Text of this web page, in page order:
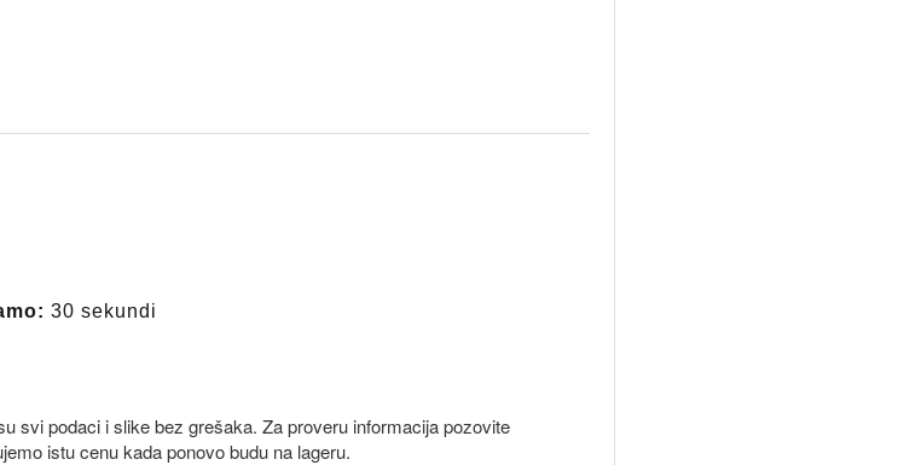
30 sekundi
svi podaci i slike bez grešaka. Za proveru informacija pozovite
istu cenu kada ponovo budu na lageru.